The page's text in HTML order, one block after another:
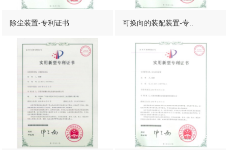
除尘装置-专利证书 可换向的装配装置-专..